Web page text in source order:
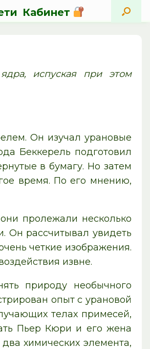
Кабинет
испуская при этом
Он изучал урановые
Беккерель подготовил
в бумагу. Но затем
время. По его мнению,
пролежали несколько
Он рассчитывал увидеть
четкие изображения.
извне.
природу необычного
опыт с урановой
телах примесей,
Пьер Кюри и его жена
химических элемента,